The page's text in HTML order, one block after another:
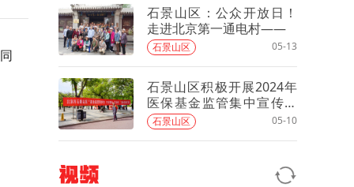
石景山区：公众开放日！
走进北京第一通电村——
石景山区 05-13
石景山区积极开展2024年
医保基金监管集中宣传月
活动
石景山区 05-10
视频